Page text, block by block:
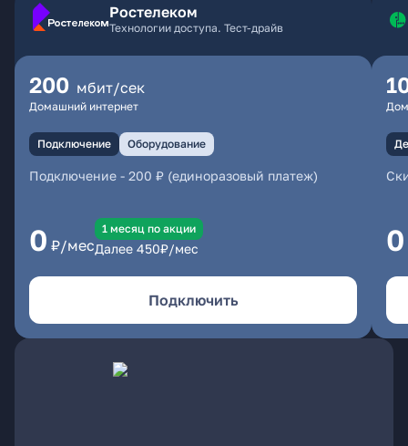
Ростелеком
Технологии доступа. Тест-драйв
200 мбит/сек
Домашний интернет
Подключение Оборудование
Подключение - 200 ₽ (единоразовый платеж)
0 ₽/мес
1 месяц по акции
Далее 450₽/мес
Подключить
0